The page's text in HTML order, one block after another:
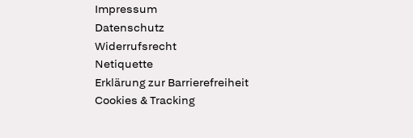
Impressum
Datenschutz
Widerrufsrecht
Netiquette
Erklärung zur Barrierefreiheit
Cookies & Tracking